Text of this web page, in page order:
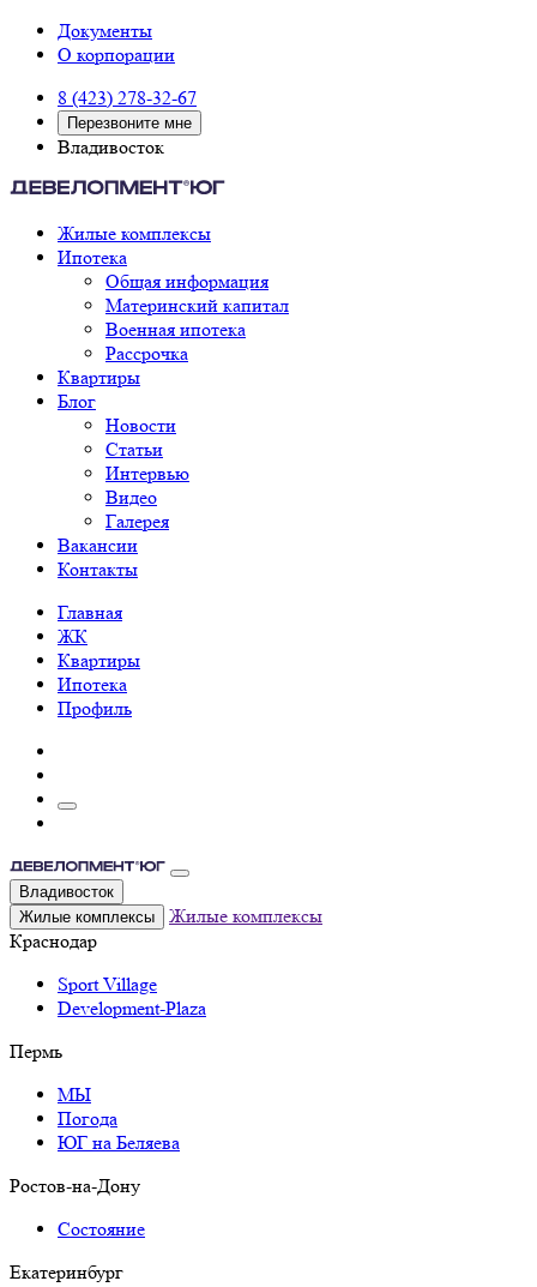
Документы
О корпорации
8 (423) 278-32-67
Перезвоните мне
Владивосток
Жилые комплексы
Ипотека
Общая информация
Материнский капитал
Военная ипотека
Рассрочка
Квартиры
Блог
Новости
Статьи
Интервью
Видео
Галерея
Вакансии
Контакты
Главная
ЖК
Квартиры
Ипотека
Профиль
Владивосток
Жилые комплексы
Жилые комплексы
Краснодар
Sport Village
Development-Plaza
Пермь
МЫ
Погода
ЮГ на Беляева
Ростов-на-Дону
Состояние
Екатеринбург